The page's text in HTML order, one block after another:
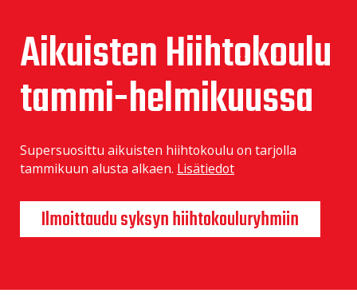
Aikuisten Hiihtokoulu
tammi-helmikuussa
Supersuosittu aikuisten hiihtokoulu on tarjolla
tammikuun alusta alkaen. Lisätiedot
Ilmoittaudu syksyn hiihtokouluryhmiin